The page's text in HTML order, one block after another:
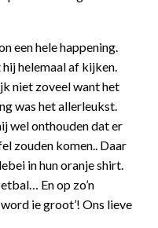
een hele happening.
helemaal af kijken.
niet zoveel want het
was het allerleukst.
wel onthouden dat er
zouden komen.. Daar
in hun oranje shirt.
En op zo’n
ie groot’! Ons lieve